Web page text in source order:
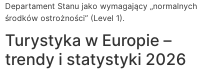
Departament Stanu jako wymagający „normalnych
środków ostrożności” (Level 1).
Turystyka w Europie –
trendy i statystyki 2026